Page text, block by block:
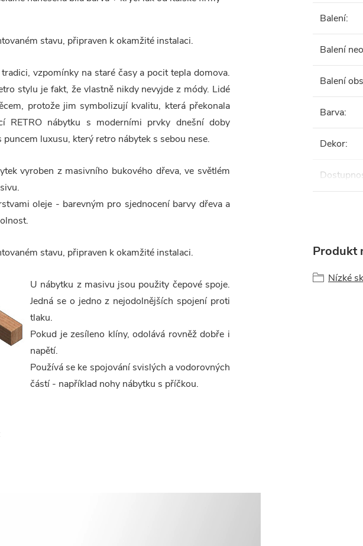
stavu, připraven k okamžité instalaci.
vzpomínky na staré časy a pocit tepla domova.
stylu je fakt, že vlastně nikdy nevyjde z módy. Lidé
protože jim symbolizují kvalitu, která překonala
RETRO nábytku s moderními prvky dnešní doby
luxusu, který retro nábytek s sebou nese.
vyroben z masivního bukového dřeva, ve světlém
oleje - barevným pro sjednocení barvy dřeva a
stavu, připraven k okamžité instalaci.
U nábytku z masivu jsou použity čepové spoje.
Jedná se o jedno z nejodolnějších spojení proti
tlaku.
Pokud je zesíleno klíny, odolává rovněž dobře i
napětí.
Používá se ke spojování svislých a vodorovných
částí - například nohy nábytku s příčkou.
Balení:
Balení
Balení
Barva:
Dekor:
Produkt
Nízké